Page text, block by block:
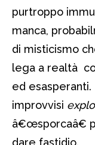
purtroppo
manca,
di misticismo
lega a realtà
ed
improvvisi
â€œsporcaâ€
dare fastidio.